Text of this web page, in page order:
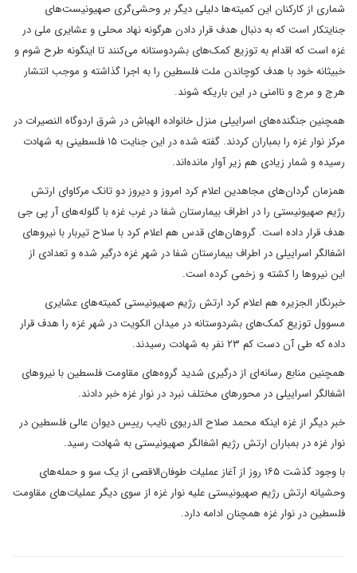
شماری از کارکنان این کمیته‌ها دلیلی دیگر بر وحشی‌گری صهیونیست‌های
جنایتکار است که به دنبال هدف قرار دادن هرگونه نهاد محلی و عشایری ملی در
غزه است که اقدام به توزیع کمک‌های بشردوستانه می‌کنند تا اینگونه طرح شوم و
خبیثانه خود با هدف کوچاندن ملت فلسطین را به اجرا گذاشته و موجب انتشار
هرج و مرج و ناامنی در این باریکه شوند.
همچنین جنگنده‌های اسراییلی منزل خانواده الهباش در شرق اردوگاه النصیرات در
مرکز نوار غزه را بمباران کردند. گفته شده در این جنایت ۱۵ فلسطینی به شهادت
رسیده و شمار زیادی هم زیر آوار مانده‌اند.
همزمان گردان‌های مجاهدین اعلام کرد امروز و دیروز دو تانک مرکاوای ارتش
رژیم صهیونیستی را در اطراف بیمارستان شفا در غرب غزه با گلوله‌های آر پی جی
هدف قرار داده است. گروهان‌های قدس هم اعلام کرد با سلاح تیربار با نیروهای
اشغالگر اسراییلی در اطراف بیمارستان شفا در شهر غزه درگیر شده و تعدادی از
این نیروها را کشته و زخمی کرده است.
خبرنگار الجزیره هم اعلام کرد ارتش رژیم صهیونیستی کمیته‌های عشایری
مسوول توزیع کمک‌های بشردوستانه در میدان الکویت در شهر غزه را هدف قرار
داده که طی آن دست کم ۲۳ نفر به شهادت رسیدند.
همچنین منابع رسانه‌ای از درگیری شدید گروه‌های مقاومت فلسطین با نیروهای
اشغالگر اسراییلی در محورهای مختلف نبرد در نوار غزه خبر دادند.
خبر دیگر از غزه اینکه محمد صلاح الدریوی نایب رییس دیوان عالی فلسطین در
نوار غزه در بمباران ارتش رژیم اشغالگر صهیونیستی به شهادت رسید.
با وجود گذشت ۱۶۵ روز از آغاز عملیات طوفان‌الاقصی از یک سو و حمله‌های
وحشیانه ارتش رژیم صهیونیستی علیه نوار غزه از سوی دیگر عملیات‌های مقاومت
فلسطین در نوار غزه همچنان ادامه دارد.